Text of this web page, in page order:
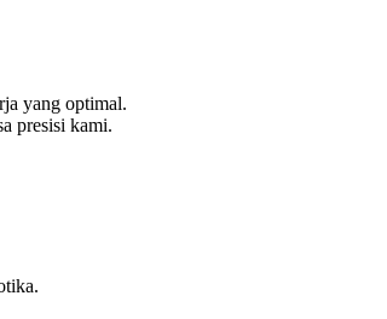
yang optimal.
presisi kami.